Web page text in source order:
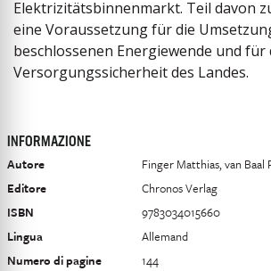
Elektrizitätsbinnenmarkt. Teil davon
eine Voraussetzung für die
beschlossenen Energiewende und für
Versorgungssicherheit des Landes.
INFORMAZIONE
Autore
Finger Matthias, van Baal
Editore
Chronos Verlag
ISBN
9783034015660
Lingua
Allemand
Numero di pagine
144